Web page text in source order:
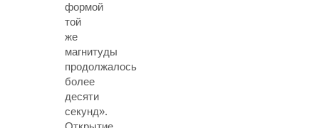
формой
той
же
магнитуды
продолжалось
более
десяти
секунд».